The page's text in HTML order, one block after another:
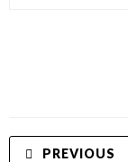
PREVIOUS